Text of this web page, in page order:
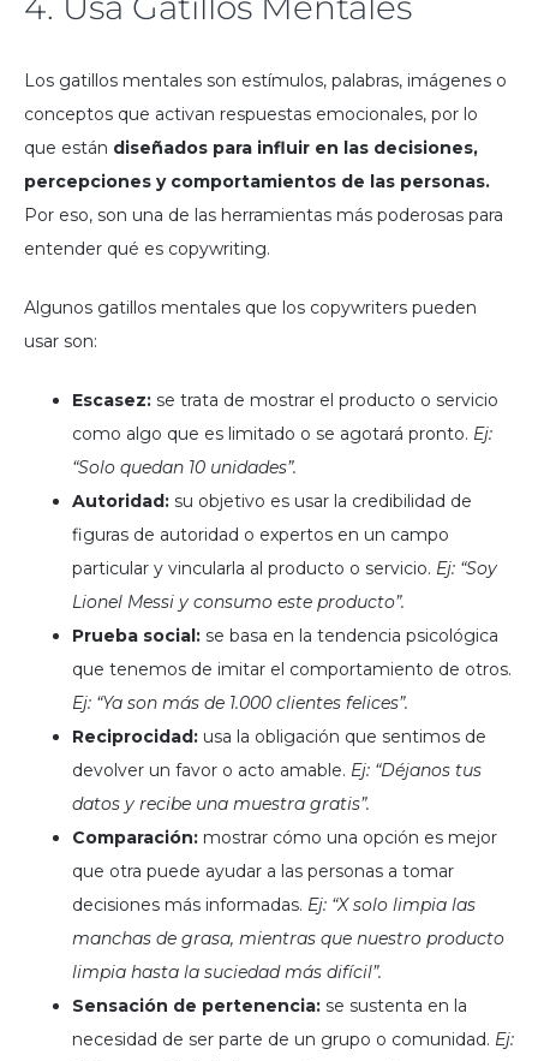
Los gatillos mentales son estímulos, palabras, imágenes o
conceptos que activan respuestas emocionales, por lo
que están diseñados para influir en las decisiones,
percepciones y comportamientos de las personas.
Por eso, son una de las herramientas más poderosas para
entender qué es copywriting.
Algunos gatillos mentales que los copywriters pueden
usar son:
Escasez: se trata de mostrar el producto o servicio
como algo que es limitado o se agotará pronto. Ej:
“Solo quedan 10 unidades”.
Autoridad: su objetivo es usar la credibilidad de
figuras de autoridad o expertos en un campo
particular y vincularla al producto o servicio. Ej: “Soy
Lionel Messi y consumo este producto”.
Prueba social: se basa en la tendencia psicológica
que tenemos de imitar el comportamiento de otros.
Ej: “Ya son más de 1.000 clientes felices”.
Reciprocidad: usa la obligación que sentimos de
devolver un favor o acto amable. Ej: “Déjanos tus
datos y recibe una muestra gratis”.
Comparación: mostrar cómo una opción es mejor
que otra puede ayudar a las personas a tomar
decisiones más informadas. Ej: “X solo limpia las
manchas de grasa, mientras que nuestro producto
limpia hasta la suciedad más difícil”.
Sensación de pertenencia: se sustenta en la
necesidad de ser parte de un grupo o comunidad. Ej: